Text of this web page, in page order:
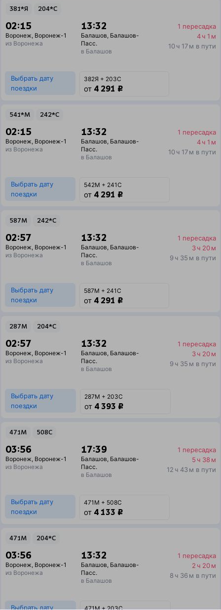
381*Я 204*С
02:15
Воронеж, Воронеж-1
из Воронежа
13:32
Балашов, Балашов-
Пасс.
в Балашов
1 пересадка
4 ч 1 м
10 ч 17 м в пути
Выбрать дату
поездки
382Я + 203С
от 4 291 ₽
541*М 242*С
02:15
Воронеж, Воронеж-1
из Воронежа
13:32
Балашов, Балашов-
Пасс.
в Балашов
1 пересадка
4 ч 1 м
10 ч 17 м в пути
Выбрать дату
поездки
542М + 241С
от 4 291 ₽
587М 242*С
02:57
Воронеж, Воронеж-1
из Воронежа
13:32
Балашов, Балашов-
Пасс.
в Балашов
1 пересадка
3 ч 20 м
9 ч 35 м в пути
Выбрать дату
поездки
587М + 241С
от 4 291 ₽
287М 204*С
02:57
Воронеж, Воронеж-1
из Воронежа
13:32
Балашов, Балашов-
Пасс.
в Балашов
1 пересадка
3 ч 20 м
9 ч 35 м в пути
Выбрать дату
поездки
287М + 203С
от 4 393 ₽
471М 508С
03:56
Воронеж, Воронеж-1
из Воронежа
17:39
Балашов, Балашов-
Пасс.
в Балашов
1 пересадка
5 ч 38 м
12 ч 43 м в пути
Выбрать дату
поездки
471М + 508С
от 4 133 ₽
471М 204*С
03:56
Воронеж, Воронеж-1
из Воронежа
13:32
Балашов, Балашов-
Пасс.
в Балашов
1 пересадка
2 ч 20 м
8 ч 36 м в пути
Выбрать дату 471М + 203С